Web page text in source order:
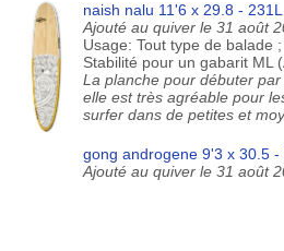
naish nalu 11'6 x 29.8 - 231L
Ajouté au quiver le 31 août
Usage: Tout type de balade ;
Stabilité pour un gabarit ML
La planche pour débuter par
elle est très agréable pour
surfer dans de petites et
gong androgene 9'3 x 30.5 -
Ajouté au quiver le 31 août